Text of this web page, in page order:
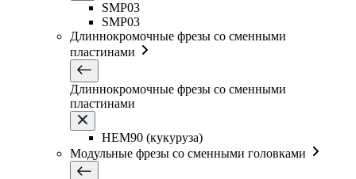
SMP03
SMP03
Длиннокромочные фрезы со сменными
пластинами
Длиннокромочные фрезы со сменными
пластинами
HEM90 (кукуруза)
Модульные фрезы со сменными головками